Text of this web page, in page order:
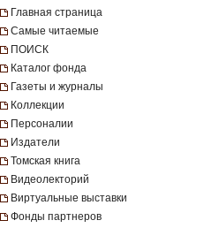
Главная страница
Самые читаемые
ПОИСК
Каталог фонда
Газеты и журналы
Коллекции
Персоналии
Издатели
Томская книга
Видеолекторий
Виртуальные выставки
Фонды партнеров